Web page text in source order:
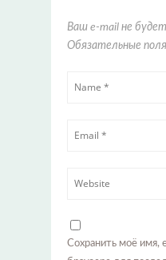
Ваш e-mail не
Обязательные
Сохранить моё имя,